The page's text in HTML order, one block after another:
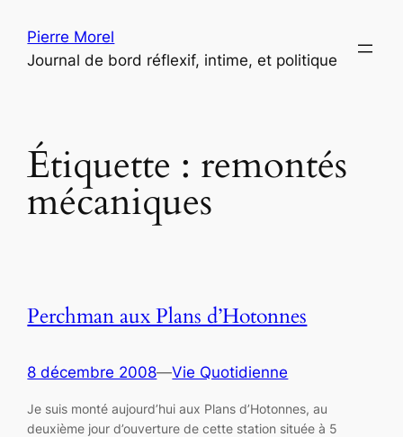
contenu
Pierre Morel
Journal de bord réflexif, intime, et politique
Étiquette : remontés
mécaniques
Perchman aux Plans d’Hotonnes
8 décembre 2008—Vie Quotidienne
Je suis monté aujourd’hui aux Plans d’Hotonnes, au
deuxième jour d’ouverture de cette station située à 5